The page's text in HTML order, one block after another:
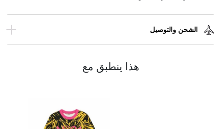
الشحن والتوصيل
هذا ينطبق مع